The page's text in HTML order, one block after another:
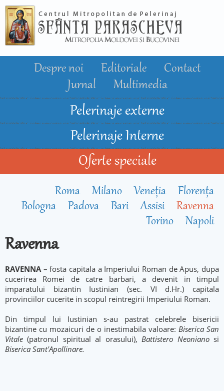
conţinutul
principal
Despre noi Editoriale
Contact
Jurnal
Multimedia
Pelerinaje externe
Pelerinaje Interne
Oferte speciale
Roma Milano Veneţia
Florenţa
Bologna
Padova Bari Assisi
Ravenna
Torino
Napoli
Ravenna
RAVENNA – fosta capitala a Imperiului Roman de Apus, dupa
cucerirea Romei de catre barbari, a devenit in timpul
imparatului bizantin Iustinian (sec. VI d.Hr.) capitala
provinciilor cucerite in scopul reintregirii Imperiului Roman.
Din timpul lui Iustinian s-au pastrat celebrele bisericii
bizantine cu mozaicuri de o inestimabila valoare: Biserica San
Vitale(patronul spiritual al orasului),Battistero Neonianosi
Biserica Sant'Apollinare.